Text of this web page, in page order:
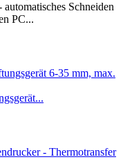
Schneiden
PC...